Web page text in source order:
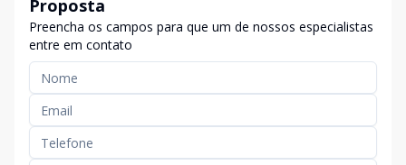
Proposta
Preencha os campos para que um de nossos especialistas
entre em contato